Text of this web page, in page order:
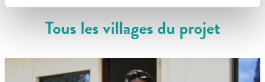
Tous les villages du projet